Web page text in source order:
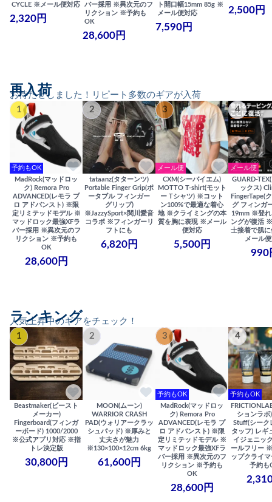
CYCLE ※メール便対応
2,320円
バー採用 ※異次元のフ
リクション ※予約も
OK
28,600円
ト開口幅15mm 85g ※
メール便対応
7,590円
2,500円
お待たせしました！リピート多数のギアが入荷
再入荷
1
予約もOK
MadRock(マッドロッ
ク) Remora Pro
ADVANCED(レモラ プ
ロ アドバンスト) ※限
定リミテッドモデル ※
マッドロック最強XFラ
バー採用 ※異次元のフ
リクション ※予約も
OK
28,600円
2
tataanz(タターンツ)
Portable Finger Grip(ポ
ータブル フィンガー
グリップ)
※JazzySport×関川愛音
コラボ ※フィンガーリ
フトにも
6,820円
3
メール便
CXM(シーバイエム)
MOTTO T-shirt(モット
ー Tシャツ) ※コット
ン100%で最適な着心
地 ※クライミングの本
質を胸に表現 ※メール
便対応
5,500円
4
メール便
GUARD-
ックス)
FingerTape(
グ フィンガ
19mm ※登れ
ングが復活
士接着で肌
メール
990
人気上昇中のギアをチェック！
ランキング
1
Beastmaker(ビースト
メーカー)
Fingerboard(フィンガ
ーボード) 1000/2000
※公式アプリ対応 ※指
トレ決定版
30,800円
2
MOON(ムーン)
WARRIOR CRASH
PAD(ウォリアークラッ
シュパッド) ※厚みと
丈夫さが魅力
※130×100×12cm 6kg
61,600円
3
予約もOK
MadRock(マッドロッ
ク) Remora Pro
ADVANCED(レモラ プ
ロ アドバンスト) ※限
定リミテッドモデル ※
マッドロック最強XFラ
バー採用 ※異次元のフ
リクション ※予約も
OK
28,600円
4
予約もOK
ションラボ
Stuff(シーク
タッフ) レギ
イジェニッ
ールフリー
ップクライ
予約も